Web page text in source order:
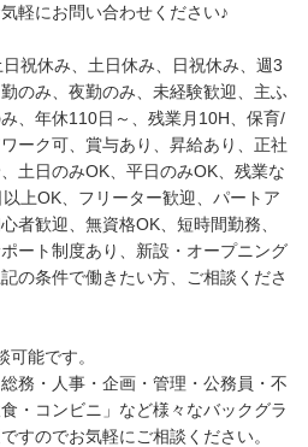
軽にお問い合わせください♪
祝休み、土日休み、日祝休み、週3
のみ、夜勤のみ、未経験歓迎、主ふ
、年休110日～、残業月10H、保育/
ーク可、賞与あり、昇給あり、正社
土日のみOK、平日のみOK、残業な
上OK、フリーター歓迎、パートア
者歓迎、無資格OK、短時間勤務、
ート制度あり、新設・オープニング
の条件で働きたい方、ご相談くださ
能です。
務・人事・企画・管理・公務員・不
・コンビニ」など様々なバックグラ
すのでお気軽にご相談ください。